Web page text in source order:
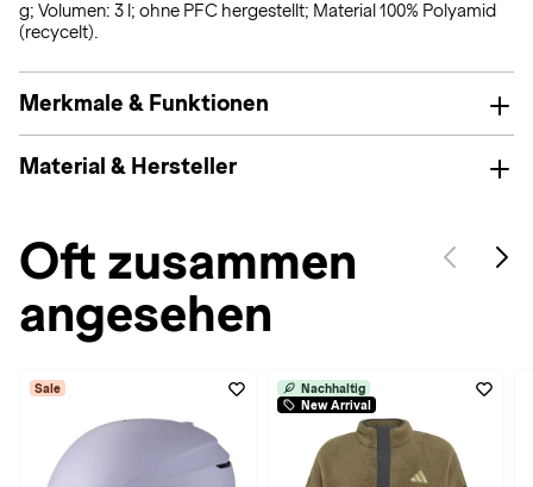
g; Volumen: 3 l; ohne PFC hergestellt; Material 100% Polyamid
(recycelt).
Merkmale & Funktionen
Material & Hersteller
Oft zusammen
angesehen
Sale
Nachhaltig
New Arrival